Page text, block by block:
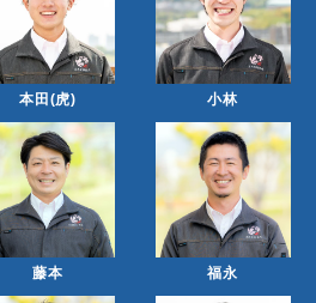
本田(虎) 小林
藤本 福永